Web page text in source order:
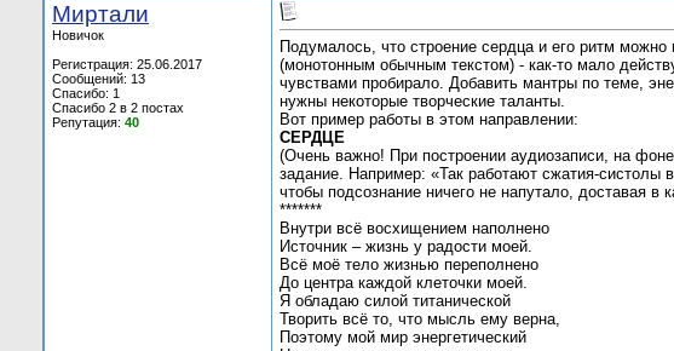
Миртали
Новичок
Регистрация: 25.06.2017
Сообщений: 13
Спасибо: 1
Спасибо 2 в 2 постах
Репутация: 40
Подумалось, что строение сердца и его ритм
(монотонным обычным текстом) - как-то мало
чувствами пробирало. Добавить мантры по теме,
нужны некоторые творческие таланты.
Вот пример работы в этом направлении:
СЕРДЦЕ
(Очень важно! При построении аудиозаписи, на
задание. Например: «Так работают сжатия-систолы
чтобы подсознание ничего не напутало, доставая в
*******
Внутри всё восхищением наполнено
Источник – жизнь у радости моей.
Всё моё тело жизнью переполнено
До центра каждой клеточки моей.
Я обладаю силой титанической
Творить всё то, что мысль ему верна,
Поэтому мой мир энергетический